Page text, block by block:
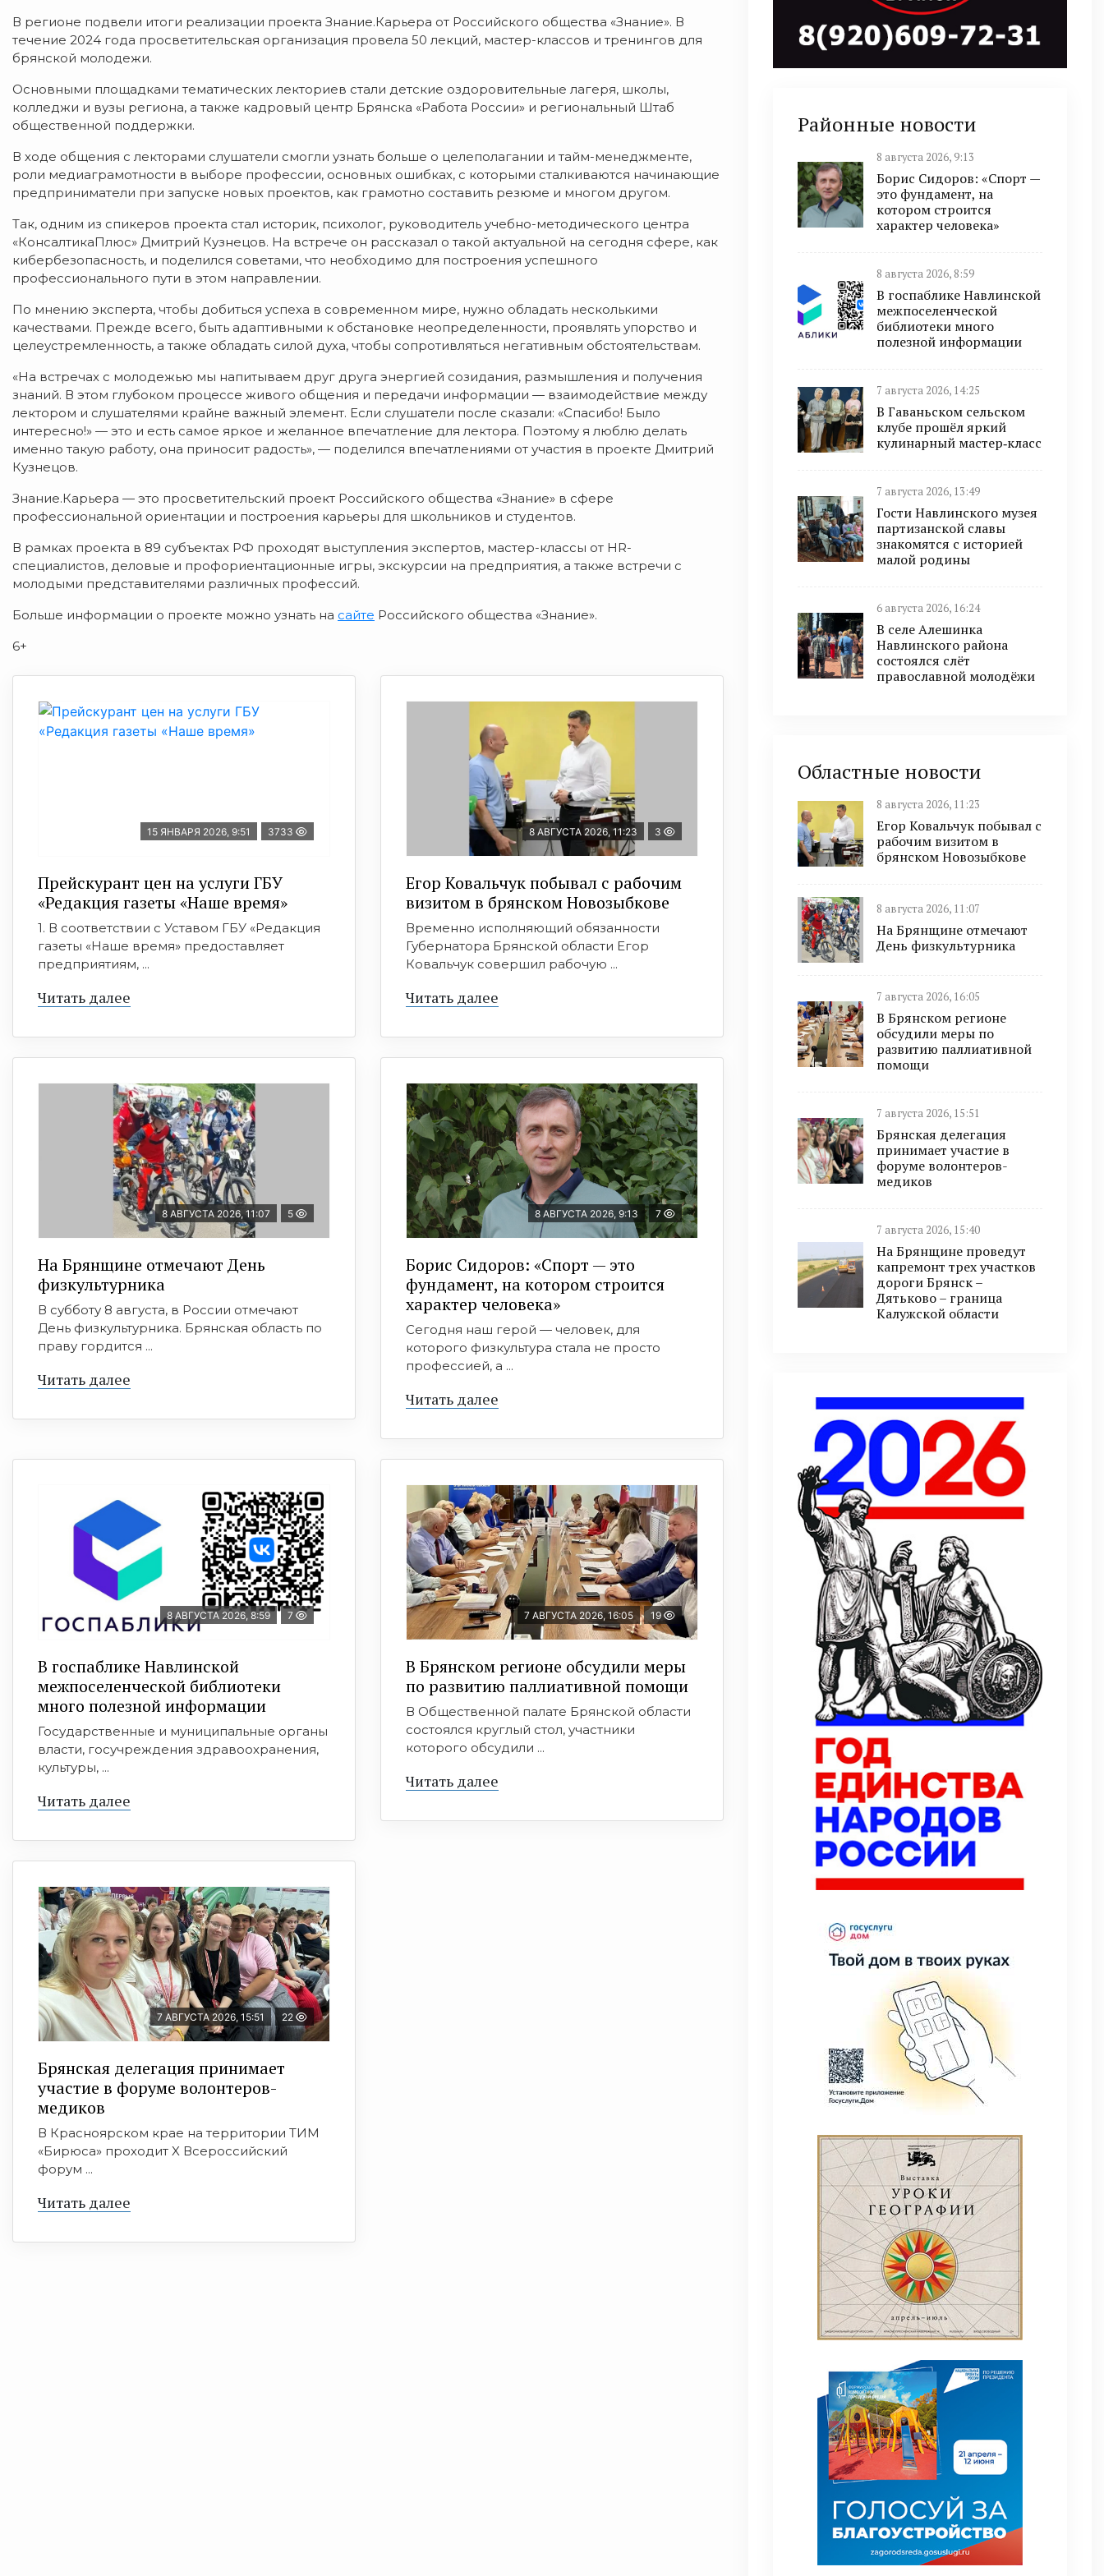
В регионе подвели итоги реализации проекта Знание.Карьера от Российского общества «Знание». В
течение 2024 года просветительская организация провела 50 лекций, мастер-классов и тренингов для
брянской молодежи.
Основными площадками тематических лекториев стали детские оздоровительные лагеря, школы,
колледжи и вузы региона, а также кадровый центр Брянска «Работа России» и региональный Штаб
общественной поддержки.
В ходе общения с лекторами слушатели смогли узнать больше о целеполагании и тайм-менеджменте,
роли медиаграмотности в выборе профессии, основных ошибках, с которыми сталкиваются начинающие
предприниматели при запуске новых проектов, как грамотно составить резюме и многом другом.
Так, одним из спикеров проекта стал историк, психолог, руководитель учебно-методического центра
«КонсалтикаПлюс» Дмитрий Кузнецов. На встрече он рассказал о такой актуальной на сегодня сфере, как
кибербезопасность, и поделился советами, что необходимо для построения успешного
профессионального пути в этом направлении.
По мнению эксперта, чтобы добиться успеха в современном мире, нужно обладать несколькими
качествами. Прежде всего, быть адаптивными к обстановке неопределенности, проявлять упорство и
целеустремленность, а также обладать силой духа, чтобы сопротивляться негативным обстоятельствам.
«На встречах с молодежью мы напитываем друг друга энергией созидания, размышления и получения
знаний. В этом глубоком процессе живого общения и передачи информации — взаимодействие между
лектором и слушателями крайне важный элемент. Если слушатели после сказали: «Спасибо! Было
интересно!» — это и есть самое яркое и желанное впечатление для лектора. Поэтому я люблю делать
именно такую работу, она приносит радость», — поделился впечатлениями от участия в проекте Дмитрий
Кузнецов.
Знание.Карьера — это просветительский проект Российского общества «Знание» в сфере
профессиональной ориентации и построения карьеры для школьников и студентов.
В рамках проекта в 89 субъектах РФ проходят выступления экспертов, мастер-классы от HR-
специалистов, деловые и профориентационные игры, экскурсии на предприятия, а также встречи с
молодыми представителями различных профессий.
Больше информации о проекте можно узнать на сайте Российского общества «Знание».
6+
15 ЯНВАРЯ 2026, 9:51 3733
Прейскурант цен на услуги ГБУ
«Редакция газеты «Наше время»
1. В соответствии с Уставом ГБУ «Редакция
газеты «Наше время» предоставляет
предприятиям, ...
Читать далее
8 АВГУСТА 2026, 11:23 3
Егор Ковальчук побывал с рабочим
визитом в брянском Новозыбкове
Временно исполняющий обязанности
Губернатора Брянской области Егор
Ковальчук совершил рабочую ...
Читать далее
8 АВГУСТА 2026, 11:07 5
На Брянщине отмечают День
физкультурника
В субботу 8 августа, в России отмечают
День физкультурника. Брянская область по
праву гордится ...
Читать далее
8 АВГУСТА 2026, 9:13 7
Борис Сидоров: «Спорт — это
фундамент, на котором строится
характер человека»
Сегодня наш герой — человек, для
которого физкультура стала не просто
профессией, а ...
Читать далее
8 АВГУСТА 2026, 8:59 7
В госпаблике Навлинской
межпоселенческой библиотеки
много полезной информации
Государственные и муниципальные органы
власти, госучреждения здравоохранения,
культуры, ...
Читать далее
7 АВГУСТА 2026, 16:05 19
В Брянском регионе обсудили меры
по развитию паллиативной помощи
В Общественной палате Брянской области
состоялся круглый стол, участники
которого обсудили ...
Читать далее
7 АВГУСТА 2026, 15:51 22
Брянская делегация принимает
участие в форуме волонтеров-
медиков
В Красноярском крае на территории ТИМ
«Бирюса» проходит X Всероссийский
форум ...
Читать далее
Районные новости
8 августа 2026, 9:13
Борис Сидоров: «Спорт —
это фундамент, на
котором строится
характер человека»
8 августа 2026, 8:59
В госпаблике Навлинской
межпоселенческой
библиотеки много
полезной информации
7 августа 2026, 14:25
В Гаваньском сельском
клубе прошёл яркий
кулинарный мастер‑класс
7 августа 2026, 13:49
Гости Навлинского музея
партизанской славы
знакомятся с историей
малой родины
6 августа 2026, 16:24
В селе Алешинка
Навлинского района
состоялся слёт
православной молодёжи
Областные новости
8 августа 2026, 11:23
Егор Ковальчук побывал с
рабочим визитом в
брянском Новозыбкове
8 августа 2026, 11:07
На Брянщине отмечают
День физкультурника
7 августа 2026, 16:05
В Брянском регионе
обсудили меры по
развитию паллиативной
помощи
7 августа 2026, 15:51
Брянская делегация
принимает участие в
форуме волонтеров-
медиков
7 августа 2026, 15:40
На Брянщине проведут
капремонт трех участков
дороги Брянск –
Дятьково – граница
Калужской области